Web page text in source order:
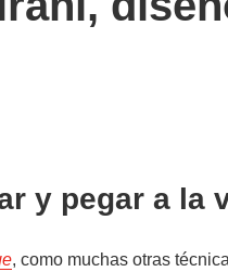
y pegar a la
, como muchas otras
author/redaccion/